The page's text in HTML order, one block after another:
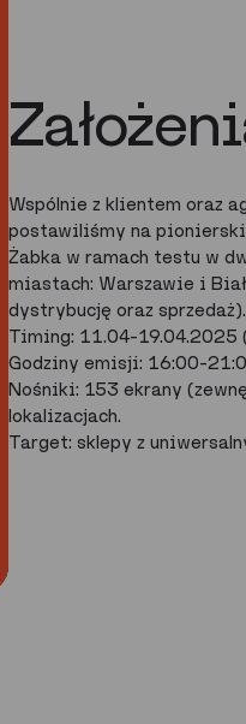
Wspólnie z klientem oraz
postawiliśmy na
Żabka w ramach testu w
miastach: Warszawie i
dystrybucję oraz sprzedaż).
Timing: 11.04–19.04.2025
Godziny emisji:
Nośniki: 153 ekrany
lokalizacjach.
Target: sklepy z